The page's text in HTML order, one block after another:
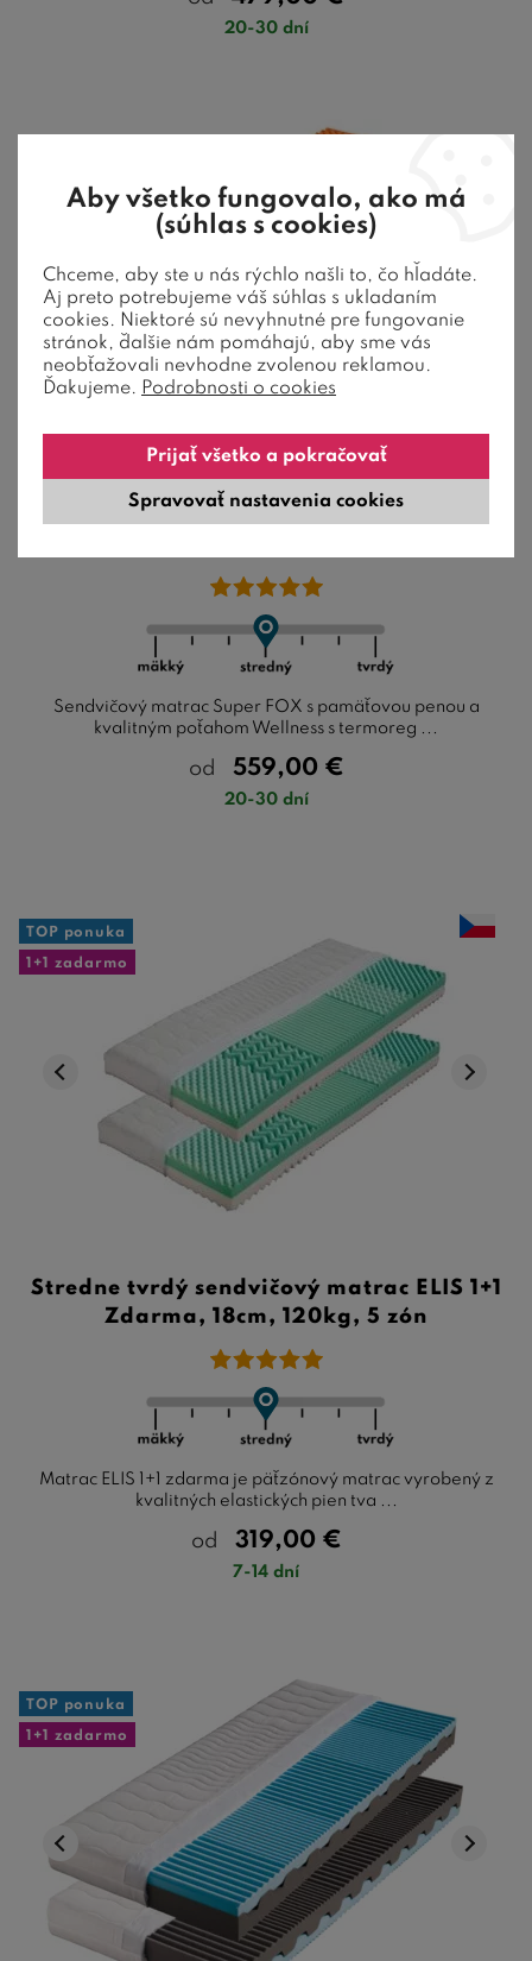
20-30 dní
Stredne tvrdý matrac SUPER FOX 1+1
Sendvičový matrac Super FOX s pamäťovou penou a
kvalitným poťahom Wellness s termoreg ...
od 559,00 €
20-30 dní
TOP ponuka
1+1 zadarmo
Stredne tvrdý sendvičový matrac ELIS 1+1
Zdarma, 18cm, 120kg, 5 zón
Matrac ELIS 1+1 zdarma je päťzónový matrac vyrobený z
kvalitných elastických pien tva ...
od 319,00 €
7-14 dní
TOP ponuka
1+1 zadarmo
Aby všetko fungovalo, ako má
(súhlas s cookies)
Chceme, aby ste u nás rýchlo našli to, čo hľadáte.
Aj preto potrebujeme váš súhlas s ukladaním
cookies. Niektoré sú nevyhnutné pre fungovanie
stránok, ďalšie nám pomáhajú, aby sme vás
neobťažovali nevhodne zvolenou reklamou.
Ďakujeme. Podrobnosti o cookies
Spravovať nastavenia cookies
Prijať všetko a pokračovať